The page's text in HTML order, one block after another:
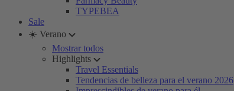
TYPEBEA
Sale
☀️ Verano
Mostrar todos
Highlights
Travel Essentials
Tendencias de belleza para el verano 2026